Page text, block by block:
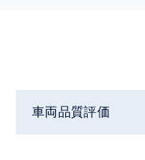
車両品質評価